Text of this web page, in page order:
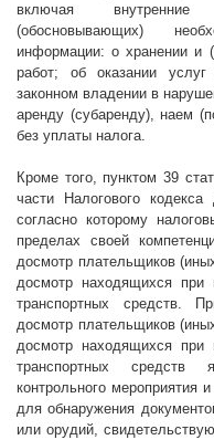
включая внутренние
(обосновывающих)
информации: о хранении и
работ; об оказании
законном владении в
аренду (субаренду), наем
без уплаты налога.
Кроме того, пунктом 39
части Налогового
согласно которому
пределах своей
досмотр плательщиков
досмотр находящихся при
транспортных средств.
досмотр плательщиков
досмотр находящихся при
транспортных средств
контрольного мероприятия
для обнаружения
или орудий,